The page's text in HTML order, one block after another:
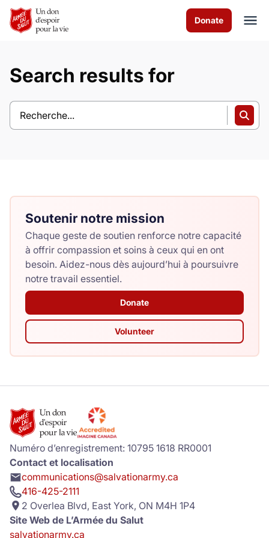
Skip to Main Content
Donate
Les programmes
Volunteer
Donate
Search results for
Soutenir notre mission
Chaque geste de soutien renforce notre capacité
à offrir compassion et soins à ceux qui en ont
besoin. Aidez-nous dès aujourd’hui à poursuivre
notre travail essentiel.
Donate
Volunteer
Numéro d’enregistrement: 10795 1618 RR0001
Contact et localisation
communications@salvationarmy.ca
416-425-2111
2 Overlea Blvd, East York, ON M4H 1P4
Site Web de L’Armée du Salut
salvationarmy.ca